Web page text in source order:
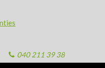
040 211 39 38